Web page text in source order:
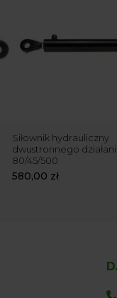
Siłownik hydrauliczny
dwustronnego
80/45/500
580,00 zł